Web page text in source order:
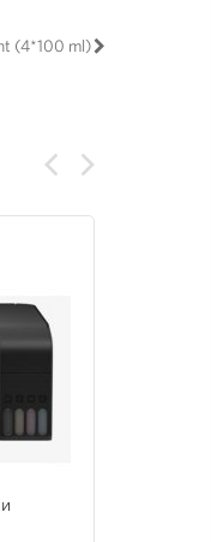
(4*100 ml)